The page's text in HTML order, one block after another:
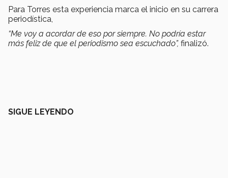
Para Torres esta experiencia marca el inicio en su carrera
periodística,
“Me voy a acordar de eso por siempre. No podría estar
más feliz de que el periodismo sea escuchado”, finalizó.
SIGUE LEYENDO